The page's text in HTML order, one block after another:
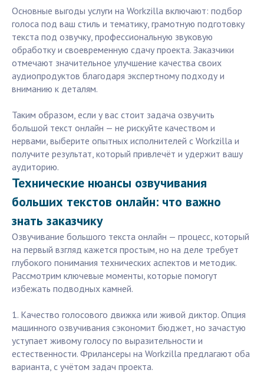
Основные выгоды услуги на Workzilla включают: подбор
голоса под ваш стиль и тематику, грамотную подготовку
текста под озвучку, профессиональную звуковую
обработку и своевременную сдачу проекта. Заказчики
отмечают значительное улучшение качества своих
аудиопродуктов благодаря экспертному подходу и
вниманию к деталям.
Таким образом, если у вас стоит задача озвучить
большой текст онлайн — не рискуйте качеством и
нервами, выберите опытных исполнителей с Workzilla и
получите результат, который привлечёт и удержит вашу
аудиторию.
Технические нюансы озвучивания
больших текстов онлайн: что важно
знать заказчику
Озвучивание большого текста онлайн — процесс, который
на первый взгляд кажется простым, но на деле требует
глубокого понимания технических аспектов и методик.
Рассмотрим ключевые моменты, которые помогут
избежать подводных камней.
1. Качество голосового движка или живой диктор. Опция
машинного озвучивания сэкономит бюджет, но зачастую
уступает живому голосу по выразительности и
естественности. Фрилансеры на Workzilla предлагают оба
варианта, с учётом задач проекта.